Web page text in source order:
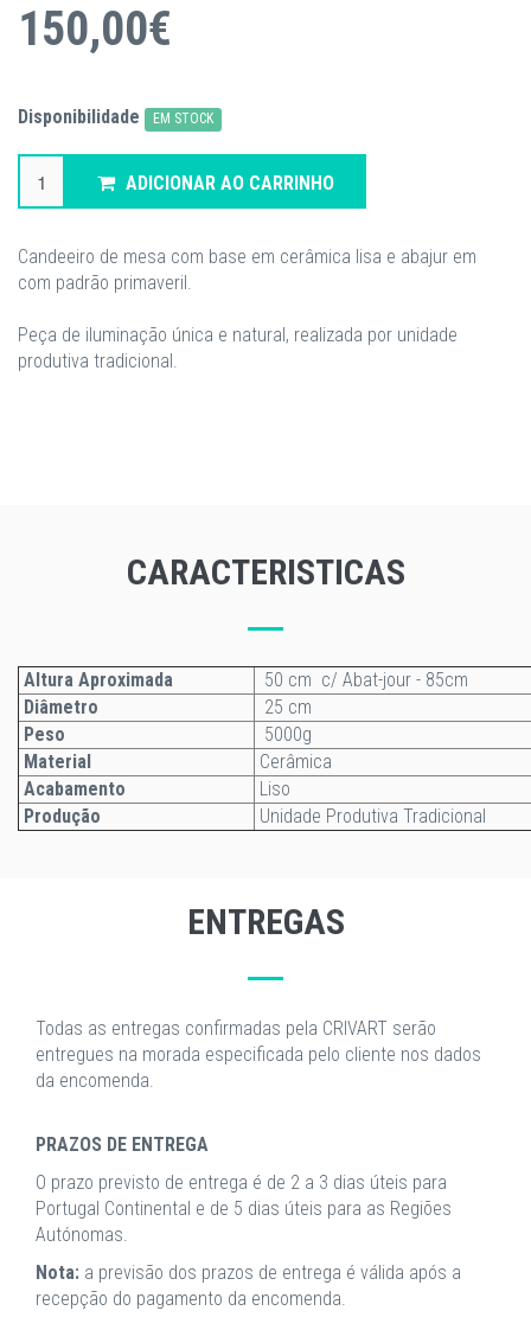
150,00€
Disponibilidade EM STOCK
ADICIONAR AO CARRINHO
Candeeiro de mesa com base em cerâmica lisa e abajur em
com padrão primaveril.
Peça de iluminação única e natural, realizada por unidade
produtiva tradicional.
CARACTERISTICAS
Altura Aproximada
50 cm c/ Abat-jour - 85cm
Diâmetro
25 cm
Peso
5000g
Material
Cerâmica
Acabamento
Liso
Produção
Unidade Produtiva Tradicional
ENTREGAS
Todas as entregas confirmadas pela CRIVART serão
entregues na morada especificada pelo cliente nos dados
da encomenda.
PRAZOS DE ENTREGA
O prazo previsto de entrega é de 2 a 3 dias úteis para
Portugal Continental e de 5 dias úteis para as Regiões
Autónomas.
Nota: a previsão dos prazos de entrega é válida após a
recepção do pagamento da encomenda.